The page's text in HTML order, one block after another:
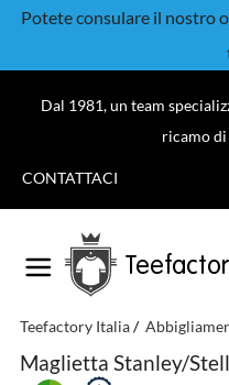
Potete consulare il nostro
Dal 1981, un team
ricamo
CONTATTACI
Teefactory Italia
Maglietta Stanley/